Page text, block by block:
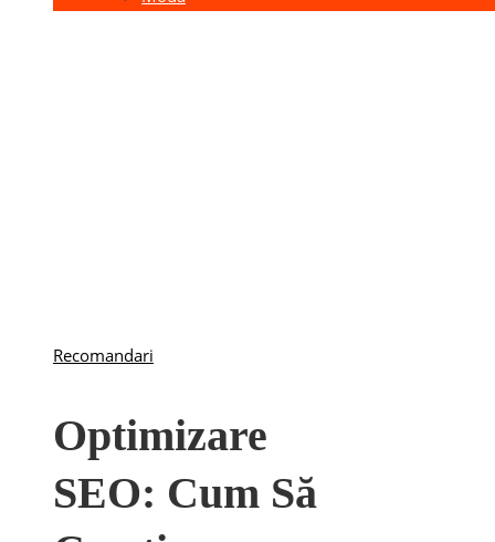
Recomandari
Optimizare
SEO: Cum Să